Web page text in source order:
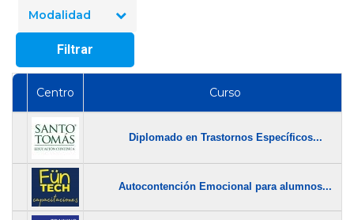
Modalidad
Filtrar
Centro Curso
Diplomado en Trastornos Específicos...
Autocontención Emocional para alumnos...